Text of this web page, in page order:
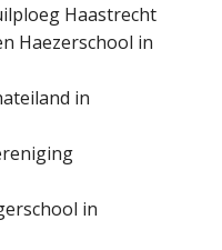
Haastrecht
in
in
in